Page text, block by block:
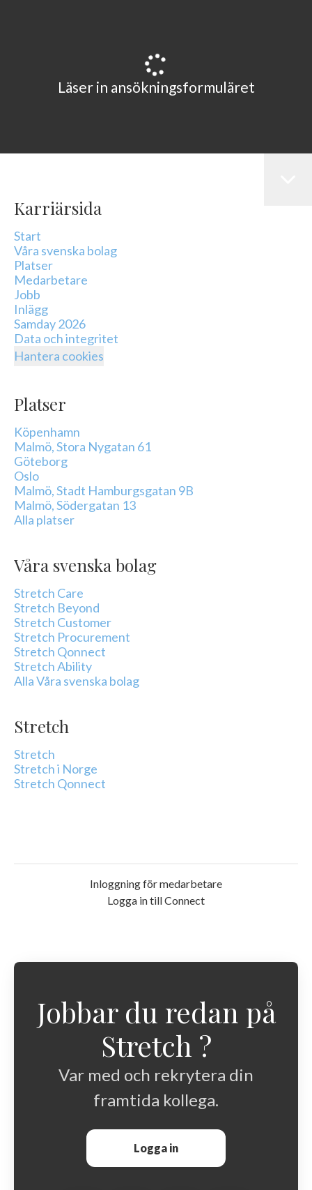
Läser in ansökningsformuläret
Karriärsida
Start
Våra svenska bolag
Platser
Medarbetare
Jobb
Inlägg
Samday 2026
Data och integritet
Hantera cookies
Platser
Köpenhamn
Malmö, Stora Nygatan 61
Göteborg
Oslo
Malmö, Stadt Hamburgsgatan 9B
Malmö, Södergatan 13
Alla platser
Våra svenska bolag
Stretch Care
Stretch Beyond
Stretch Customer
Stretch Procurement
Stretch Qonnect
Stretch Ability
Alla Våra svenska bolag
Stretch
Stretch
Stretch i Norge
Stretch Qonnect
Inloggning för medarbetare
Logga in till Connect
Jobbar du redan på
Stretch ?
Var med och rekrytera din
framtida kollega.
Logga in